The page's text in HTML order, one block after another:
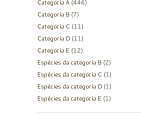
Categoria A (446)
Categoria B (7)
Categoria C (11)
Categoria D (11)
Categoria E (12)
Espécies da categoria B (2)
Espécies da categoria C (1)
Espécies da categoria D (1)
Espécies da categoria E (1)